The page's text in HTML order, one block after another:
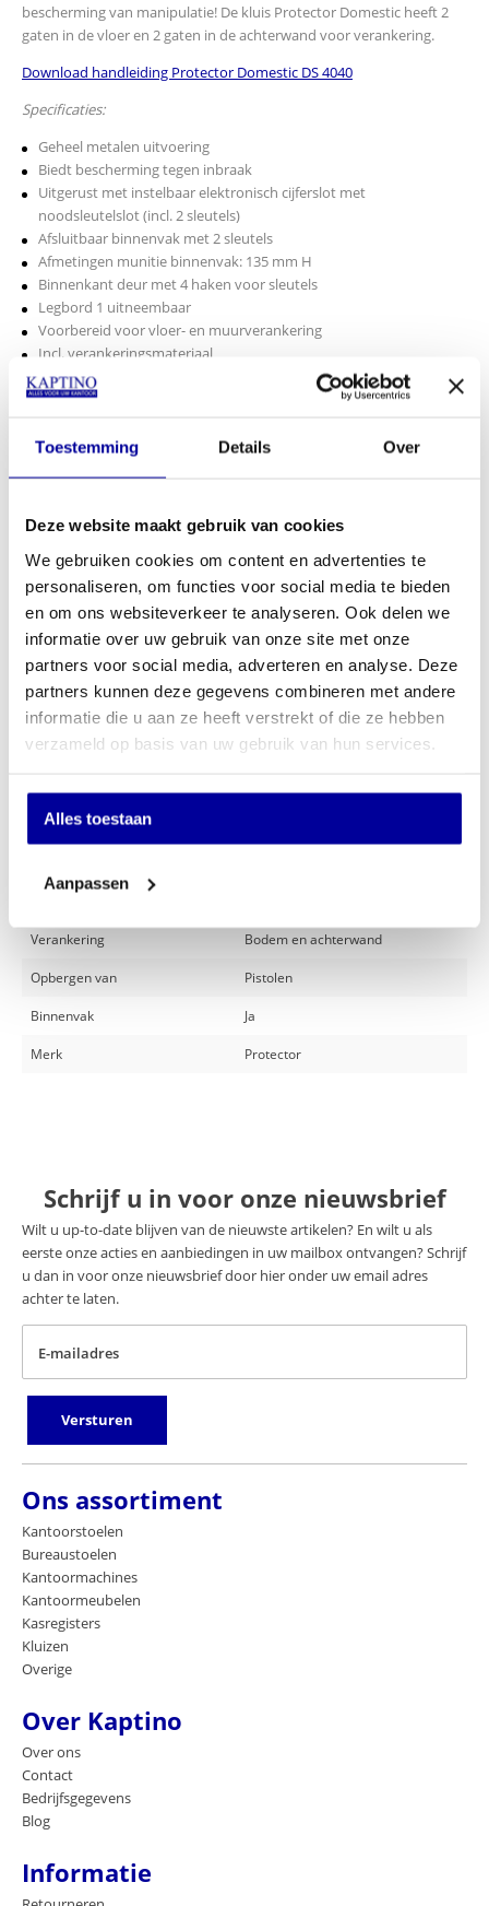
Toestemming Details Over
Deze website maakt gebruik van cookies
We gebruiken cookies om content en advertenties te
personaliseren, om functies voor social media te bieden
en om ons websiteverkeer te analyseren. Ook delen we
informatie over uw gebruik van onze site met onze
partners voor social media, adverteren en analyse. Deze
partners kunnen deze gegevens combineren met andere
informatie die u aan ze heeft verstrekt of die ze hebben
verzameld op basis van uw gebruik van hun services.
Alles toestaan
Aanpassen
bescherming van manipulatie! De kluis Protector Domestic heeft 2
gaten in de vloer en 2 gaten in de achterwand voor verankering.
Download handleiding Protector Domestic DS 4040
Specificaties:
Geheel metalen uitvoering
Biedt bescherming tegen inbraak
Uitgerust met instelbaar elektronisch cijferslot met
noodsleutelslot (incl. 2 sleutels)
Afsluitbaar binnenvak met 2 sleutels
Afmetingen munitie binnenvak: 135 mm H
Binnenkant deur met 4 haken voor sleutels
Legbord 1 uitneembaar
Voorbereid voor vloer- en muurverankering
Incl. verankeringsmateriaal
Buiten afmetingen: 400x400x350 mm HxBxD
Binnen afmetingen: 260x395x330 mm HxBxD
Kleur Zwart / Antraciet
INCL BTW: €149,00
EX BTW: €123,14
In mijn winkelwagen
Offerte aanvragen
Op verlanglijstje
Specificaties
Verankering Bodem en achterwand
Opbergen van Pistolen
Binnenvak Ja
Merk Protector
Schrijf u in voor onze nieuwsbrief
Wilt u up-to-date blijven van de nieuwste artikelen? En wilt u als
eerste onze acties en aanbiedingen in uw mailbox ontvangen? Schrijf
u dan in voor onze nieuwsbrief door hier onder uw email adres
achter te laten.
E-mailadres
Versturen
Ons assortiment
Kantoorstoelen
Bureaustoelen
Kantoormachines
Kantoormeubelen
Kasregisters
Kluizen
Overige
Over Kaptino
Over ons
Contact
Bedrijfsgegevens
Blog
Informatie